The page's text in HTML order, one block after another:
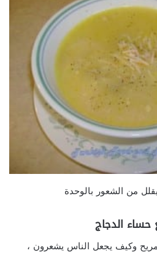
من الشعور بالوحدة
الدجاج
وكيف يجعل الناس يشعرون ،